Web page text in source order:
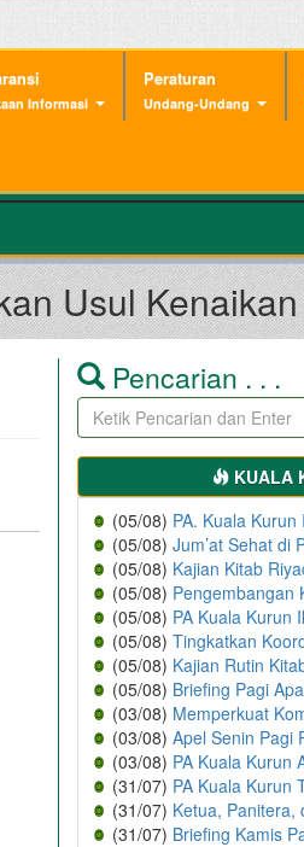
Informasi
Peraturan
Undang-Undang
Usul
Pencarian . . .
KUALA
(05/08) PA. Kuala
(05/08) Jum’at Sehat di
(05/08) Kajian Kitab
(05/08) Pengembangan
(05/08) PA Kuala Kurun
(05/08) Tingkatkan
(05/08) Kajian Rutin
(05/08) Briefing Pagi
(03/08) Memperkuat
(03/08) Apel Senin Pagi
(03/08) PA Kuala Kurun
(31/07) PA Kuala Kurun
(31/07) Ketua, Panitera,
(31/07) Briefing Kamis